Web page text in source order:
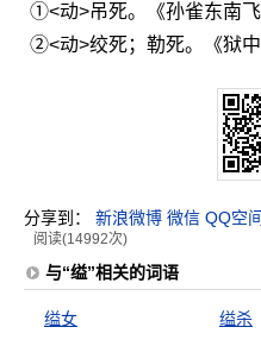
①<动>吊死。《孙雀东南
②<动>绞死；勒死。《狱
分享到： 新浪微博 微信 QQ空间
阅读(14992次)
与“缢”相关的词语
缢女 缢杀